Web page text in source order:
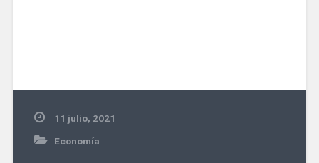
11 julio, 2021
Economía